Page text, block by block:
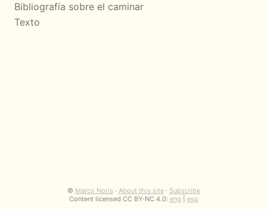
Bibliografía sobre el caminar
Texto
© Marco Noris · About this site· Subscribe
Content licensed CC BY-NC 4.0: eng esp